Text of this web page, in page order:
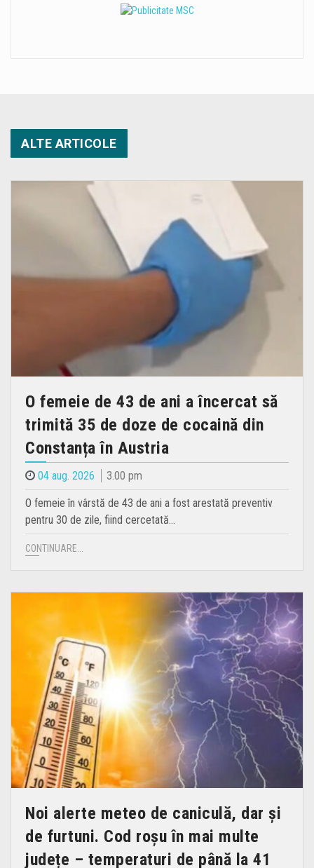
ALTE ARTICOLE
O femeie de 43 de ani a încercat să
trimită 35 de doze de cocaină din
Constanța în Austria
04 aug. 2026 3.00 pm
O femeie în vârstă de 43 de ani a fost arestată preventiv
pentru 30 de zile, fiind cercetată…
CONTINUARE...
Noi alerte meteo de caniculă, dar şi
de furtuni. Cod roșu în mai multe
județe – temperaturi de până la 41